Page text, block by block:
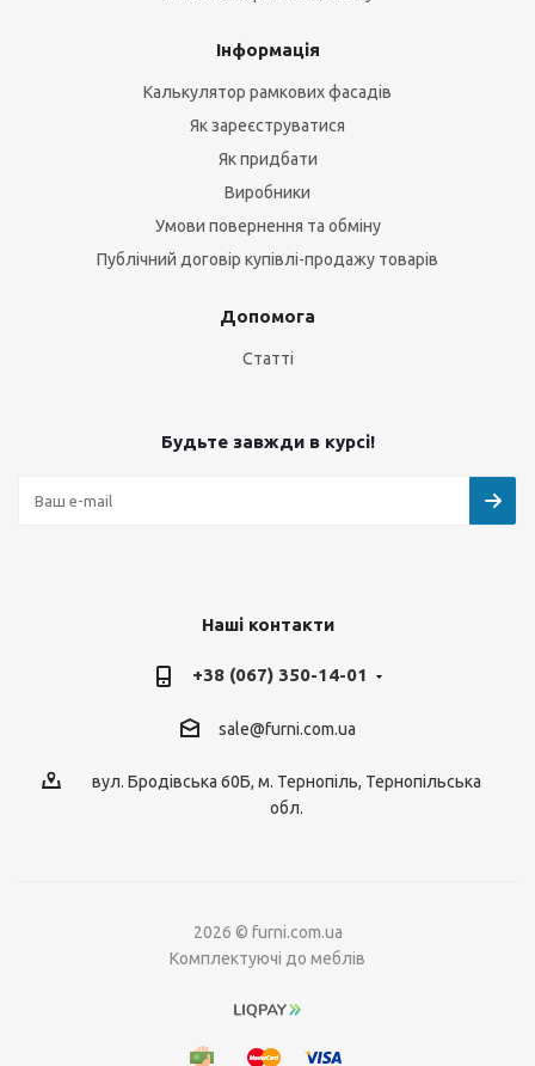
Інформація
Калькулятор рамкових фасадів
Як зареєструватися
Як придбати
Виробники
Умови повернення та обміну
Публічний договір купівлі-продажу товарів
Допомога
Статті
Будьте завжди в курсі!
Наші контакти
+38 (067) 350-14-01
sale@furni.com.ua
вул. Бродівська 60Б, м. Тернопіль, Тернопільська
обл.
2026 © furni.com.ua
Комплектуючі до меблів